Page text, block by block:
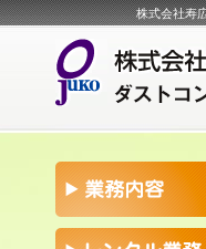
株式会社寿